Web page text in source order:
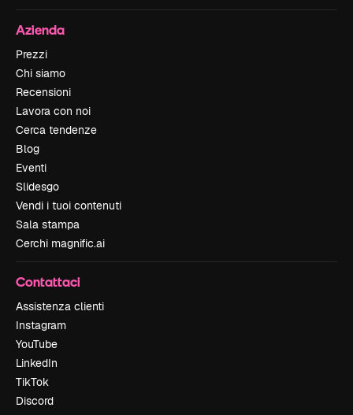
Azienda
Prezzi
Chi siamo
Recensioni
Lavora con noi
Cerca tendenze
Blog
Eventi
Slidesgo
Vendi i tuoi contenuti
Sala stampa
Cerchi magnific.ai
Contattaci
Assistenza clienti
Instagram
YouTube
LinkedIn
TikTok
Discord